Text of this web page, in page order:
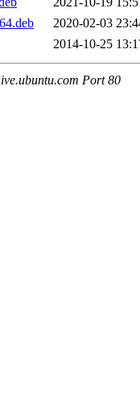
2020-02-03
2014-10-25
Port 80